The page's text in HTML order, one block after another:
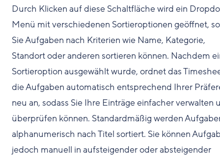
Durch Klicken auf diese Schaltfläche wird ein
Menü mit verschiedenen Sortieroptionen geöffnet,
Sie Aufgaben nach Kriterien wie Name, Kategorie,
Standort oder anderen sortieren können. Nachdem
Sortieroption ausgewählt wurde, ordnet das
die Aufgaben automatisch entsprechend Ihrer
neu an, sodass Sie Ihre Einträge einfacher verwalten
überprüfen können. Standardmäßig werden
alphanumerisch nach Titel sortiert. Sie können
jedoch manuell in aufsteigender oder absteigender